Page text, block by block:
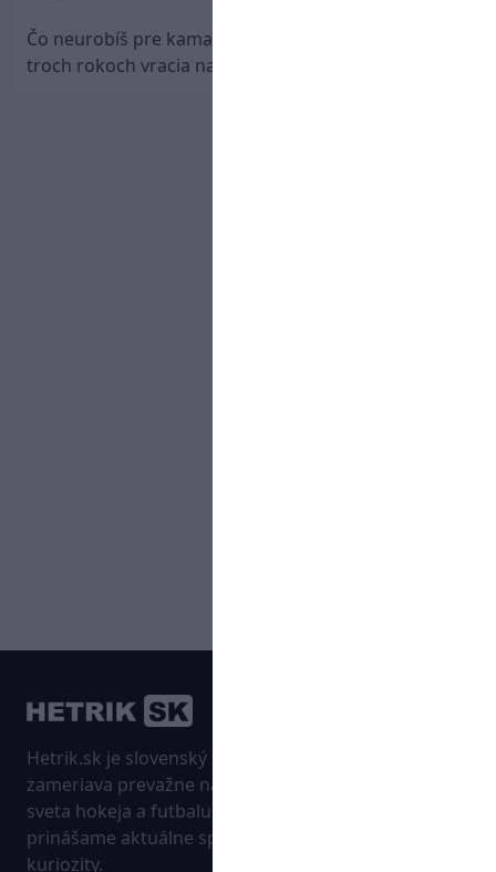
Čo neurobíš pre kamaráta! Marián Hossa sa po
troch rokoch vracia na ľad
Hetrik.sk je slovenský športový portál, ktorý sa
zameriava prevažne na najnovšie informácie zo
sveta hokeja a futbalu. Pravidelne na dennej báze
prinášame aktuálne správy, góly, zaujímavosti a
kuriozity.